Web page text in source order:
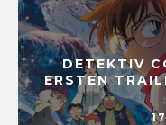
DETEKTIV
ERSTEN